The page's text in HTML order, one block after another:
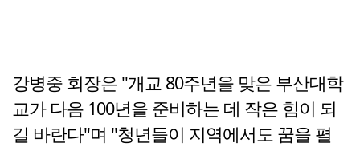
강병중 회장은 "개교 80주년을 맞은 부산대학
교가 다음 100년을 준비하는 데 작은 힘이 되
길 바란다"며 "청년들이 지역에서도 꿈을 펼